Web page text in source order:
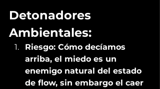
Detonadores
Ambientales:
Riesgo: Cómo decíamos
arriba, el miedo es un
enemigo natural del estado
de flow, sin embargo el caer